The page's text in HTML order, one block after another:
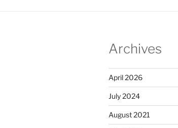
Archives
April 2026
July 2024
August 2021